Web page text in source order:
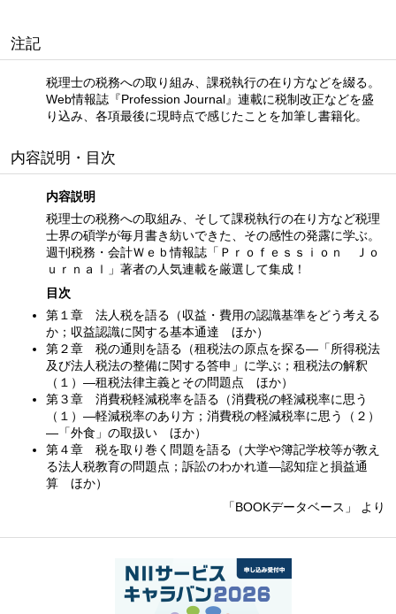
注記
税理士の税務への取り組み、課税執行の在り方などを綴る。
Web情報誌『Profession Journal』連載に税制改正などを盛
り込み、各項最後に現時点で感じたことを加筆し書籍化。
内容説明・目次
内容説明
税理士の税務への取組み、そして課税執行の在り方など税理
士界の碩学が毎月書き紡いできた、その感性の発露に学ぶ。
週刊税務・会計Ｗｅｂ情報誌「Ｐｒｏｆｅｓｓｉｏｎ Ｊｏ
ｕｒｎａｌ」著者の人気連載を厳選して集成！
目次
第１章 法人税を語る（収益・費用の認識基準をどう考える
か；収益認識に関する基本通達 ほか）
第２章 税の通則を語る（租税法の原点を探る—「所得税法
及び法人税法の整備に関する答申」に学ぶ；租税法の解釈
（１）—租税法律主義とその問題点 ほか）
第３章 消費税軽減税率を語る（消費税の軽減税率に思う
（１）—軽減税率のあり方；消費税の軽減税率に思う（２）
—「外食」の取扱い ほか）
第４章 税を取り巻く問題を語る（大学や簿記学校等が教え
る法人税教育の問題点；訴訟のわかれ道—認知症と損益通
算 ほか）
「BOOKデータベース」 より